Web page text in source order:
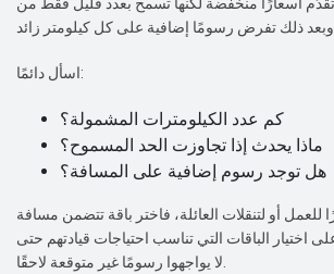
أسعارًا منخفضة لكنها تسمح بعدد قليل فقط من
اسأل دائمًا:
كم عدد الكيلومترات المشمولة؟
ماذا يحدث إذا تجاوزت الحد المسموح؟
هل توجد رسوم إضافية على المسافة؟
للعمل أو لتنقلات العائلة، فاختر باقة تتضمن مسافة
اختيار الباقات التي تناسب احتياجات قيادتهم حتى
لا يواجهوا رسومًا غير متوقعة لاحقًا.